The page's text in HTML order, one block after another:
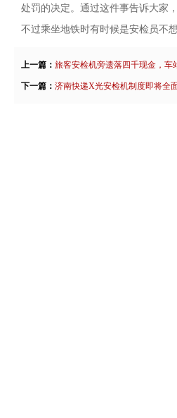
处罚的决定。通过这件事告诉大家
不过乘坐地铁时有时候是安检员不
上一篇： 旅客安检机旁遗落四千现金，车
下一篇： 济南快递X光安检机制度即将全